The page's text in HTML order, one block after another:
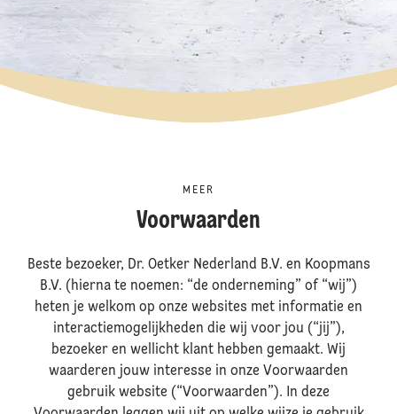
MEER
Voorwaarden
Beste bezoeker, Dr. Oetker Nederland B.V. en Koopmans
B.V. (hierna te noemen: “de onderneming” of “wij”)
heten je welkom op onze websites met informatie en
interactiemogelijkheden die wij voor jou (“jij”),
bezoeker en wellicht klant hebben gemaakt. Wij
waarderen jouw interesse in onze Voorwaarden
gebruik website (“Voorwaarden”). In deze